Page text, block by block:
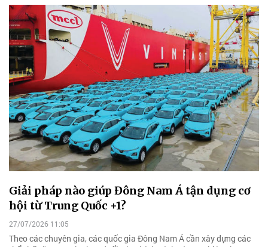
Giải pháp nào giúp Đông Nam Á tận dụng cơ
hội từ Trung Quốc +1?
27/07/2026 11:05
Theo các chuyên gia, các quốc gia Đông Nam Á cần xây dựng các